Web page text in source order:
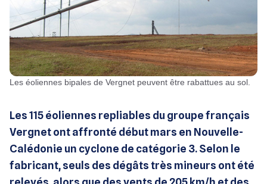
Les éoliennes bipales de Vergnet peuvent être rabattues au sol.
Les 115 éoliennes repliables du groupe français
Vergnet ont affronté début mars en Nouvelle-
Calédonie un cyclone de catégorie 3. Selon le
fabricant, seuls des dégâts très mineurs ont été